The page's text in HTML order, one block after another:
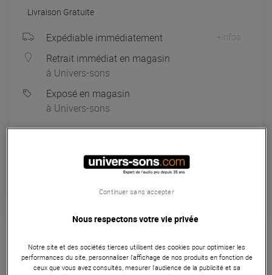
Livraison Gratuite
Expédiable immédiatement +infos
Retrait immédiat en magasin
à Univers-sons
Exposé en magasin
à Univers-sons
/ mois
Apport initial :
Mensualités :
Coût de financement :
TAEG fixe :
Garantie3 ans
Enceinte
Nous respectons votre vie privée
Notre site et des sociétés tierces utilisent des cookies pour optimiser les
performances du site, personnaliser l’affichage de nos produits en fonction de
ceux que vous avez consultés, mesurer l'audience de la publicité et sa
Continuer sans accepter